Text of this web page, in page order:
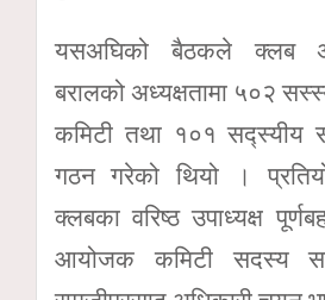
यसअघिको बैठकले क्लब
बरालको अध्यक्षतामा ५०२
कमिटी तथा १०१ सद्स्यीय
गठन गरेको थियो ।
क्लबका वरिष्ठ उपाध्यक्ष
आयोजक कमिटी सदस्य